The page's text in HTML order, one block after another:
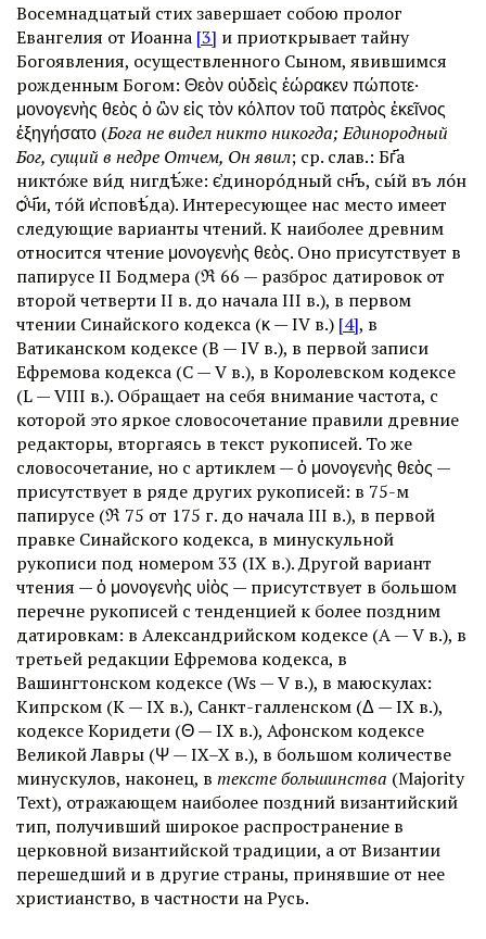
Восемнадцатый стих завершает собою пролог
Евангелия от Иоанна [3] и приоткрывает тайну
Богоявления, осуществленного Сыном, явившимся
рожденным Богом: Θεὸν οὐδεὶς ἑώρακεν πώποτε·
μονογενὴς θεὸς ὁ ὢν εἰς τὸν κόλπον τοῦ πατρὸς ἐκεῖνος
ἐξηγήσατο (Бога не видел никто никогда; Единородный
Бог, сущий в недре Отчем, Он явил; ср. слав.: Бг҃а
никто́же ви́дѣ нигдѣ́же: є҆диноро́дный сн҃ъ, сы́й въ ло́нѣ
ѻ҆́ч҃и, то́й и҆сповѣ́да). Интересующее нас место имеет
следующие варианты чтений. К наиболее древним
относится чтение μονογενὴς θεὸς. Оно присутствует в
папирусе II Бодмера (ℜ 66 — разброс датировок от
второй четверти II в. до начала III в.), в первом
чтении Синайского кодекса (κ— IV в.) [4], в
Ватиканском кодексе (В — IV в.), в первой записи
Ефремова кодекса (С — V в.), в Королевском кодексе
(L — VIII в.). Обращает на себя внимание частота, с
которой это яркое словосочетание правили древние
редакторы, вторгаясь в текст рукописей. То же
словосочетание, но с артиклем — ὁ μονογενὴς θεὸς —
присутствует в ряде других рукописей: в 75-м
папирусе (ℜ 75 от 175 г. до начала III в.), в первой
правке Синайского кодекса, в минускульной
рукописи под номером 33 (IX в.). Другой вариант
чтения — ὁ μονογενὴς υἱὸς — присутствует в большом
перечне рукописей с тенденцией к более поздним
датировкам: в Александрийском кодексе (А — V в.), в
третьей редакции Ефремова кодекса, в
Вашингтонском кодексе (Ws — V в.), в маюскулах:
Кипрском (K — IX в.), Санкт-галленском (Δ— IX в.),
кодексе Коридети (Θ— IX в.), Афонском кодексе
Великой Лавры (Ψ — IX–X в.), в большом количестве
минускулов, наконец, в тексте большинства (Majority
Text), отражающем наиболее поздний византийский
тип, получивший широкое распространение в
церковной византийской традиции, а от Византии
перешедший и в другие страны, принявшие от нее
христианство, в частности на Русь.